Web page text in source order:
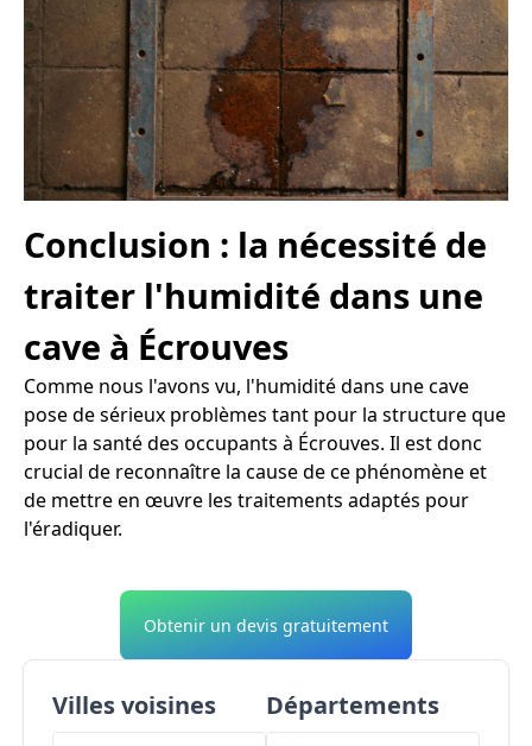
Conclusion : la nécessité de
traiter l'humidité dans une
cave à Écrouves
Comme nous l'avons vu, l'humidité dans une cave
pose de sérieux problèmes tant pour la structure que
pour la santé des occupants à Écrouves. Il est donc
crucial de reconnaître la cause de ce phénomène et
de mettre en œuvre les traitements adaptés pour
l'éradiquer.
Obtenir un devis gratuitement
Villes voisines Départements